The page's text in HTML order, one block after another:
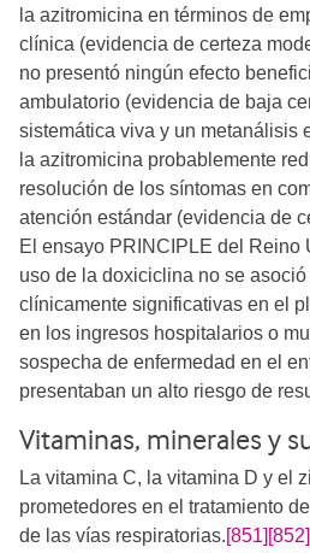
la azitromicina en términos de
clínica (evidencia de certeza
no presentó ningún efecto
ambulatorio (evidencia de baja
sistemática viva y un metanálisis
la azitromicina probablemente
resolución de los síntomas en
atención estándar (evidencia de
El ensayo PRINCIPLE del Reino
uso de la doxiciclina no se
clínicamente significativas en el
en los ingresos hospitalarios o
sospecha de enfermedad en el
presentaban un alto riesgo de
Vitaminas, minerales y
La vitamina C, la vitamina D y el
prometedores en el tratamiento
de las vías respiratorias.[851] [852]